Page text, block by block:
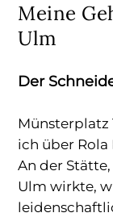
Meine
Ulm
Der
Münsterplatz
ich über
An der
Ulm wirkte,